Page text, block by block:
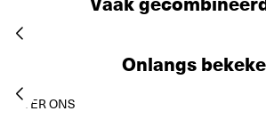
Onlangs
OVER ONS